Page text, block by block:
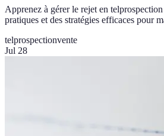
Apprenez à gérer le rejet en
pratiques et des stratégies efficaces pour
telprospectionvente
Jul 28